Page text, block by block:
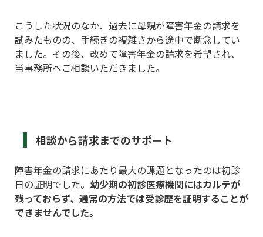
こうした状況のなか、過去に母親が障害年金の請求を
試みたものの、手続きの複雑さから途中で断念してい
ました。その後、改めて障害年金の請求を希望され、
当事務所へご相談いただきました。
相談から請求までのサポート
障害年金の請求にあたり最大の課題となったのは初診
日の証明でした。 幼少期の初診医療機関にはカルテが
残っておらず、通常の方法では受診歴を証明することが
できませんでした。